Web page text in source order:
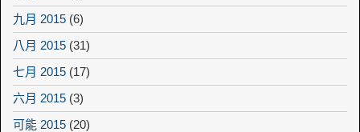
九月 2015 (6)
八月 2015 (31)
七月 2015 (17)
六月 2015 (3)
可能 2015 (20)